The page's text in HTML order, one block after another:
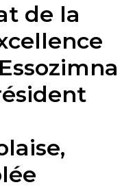
de la